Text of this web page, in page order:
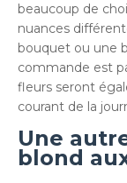
beaucoup de
nuances
bouquet ou une
commande est
fleurs seront
courant de la
Une
blond